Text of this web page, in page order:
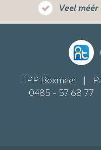
Veel
TPP Boxmeer
0485 - 57 68 77